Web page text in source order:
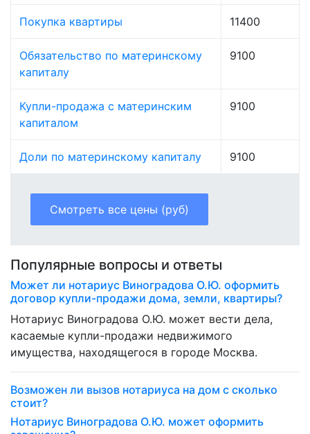
Покупка квартиры 11400
Обязательство по материнскому
капиталу
9100
Купли-продажа с материнским
капиталом
9100
Доли по материнскому капиталу 9100
Смотреть все цены (руб)
Популярные вопросы и ответы
Может ли нотариус Виноградова О.Ю. оформить
договор купли-продажи дома, земли, квартиры?
Нотариус Виноградова О.Ю. может вести дела,
касаемые купли-продажи недвижимого
имущества, находящегося в городе Москва.
Возможен ли вызов нотариуса на дом с сколько
стоит?
Нотариус Виноградова О.Ю. может оформить